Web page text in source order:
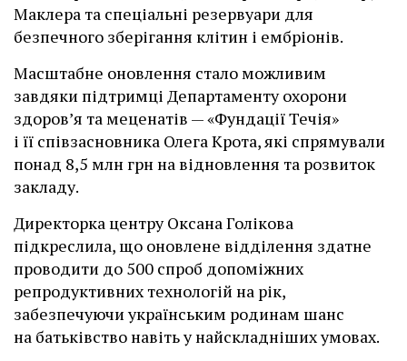
Маклера та спеціальні резервуари для
безпечного зберігання клітин і ембріонів.
Масштабне оновлення стало можливим
завдяки підтримці Департаменту охорони
здоров’я та меценатів — «Фундації Течія»
і її співзасновника Олега Крота, які спрямували
понад 8,5 млн грн на відновлення та розвиток
закладу.
Директорка центру Оксана Голікова
підкреслила, що оновлене відділення здатне
проводити до 500 спроб допоміжних
репродуктивних технологій на рік,
забезпечуючи українським родинам шанс
на батьківство навіть у найскладніших умовах.